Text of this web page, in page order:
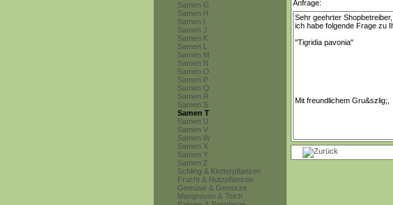
Samen G
Samen H
Samen I
Samen J
Samen K
Samen L
Samen M
Samen N
Samen O
Samen P
Samen Q
Samen R
Samen S
Samen T
Samen U
Samen V
Samen W
Samen X
Samen Y
Samen Z
Schling & Kletterpflanzen
Frucht & Nutzpflanzen
Gemüse & Gewürze
Mangroven & Teich
Anfrage: